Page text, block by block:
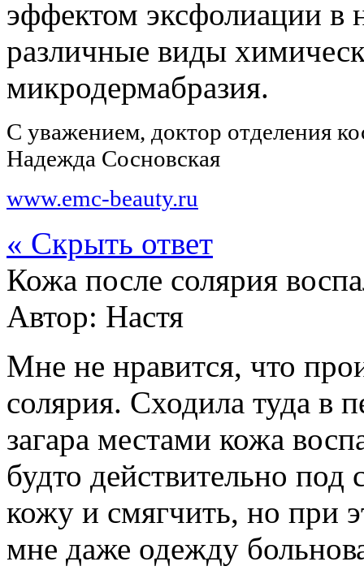
эффектом эксфолиации в
различные виды
микродермабразия.
С уважением, доктор отделения
Надежда Сосновская
www.emc-beauty.ru
« Скрыть ответ
Кожа после солярия
Автор: Настя
Мне не нравится, что
солярия. Сходила туда в
загара местами кожа
будто действительно
кожу и смягчить, но при
мне даже одежду